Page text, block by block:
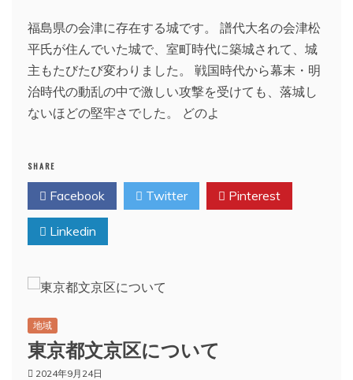
福島県の会津に存在する城です。 譜代大名の会津松
平氏が住んでいた城で、室町時代に築城されて、城
主もたびたび変わりました。 戦国時代から幕末・明
治時代の動乱の中で激しい攻撃を受けても、落城し
ないほどの堅牢さでした。 どのよ
SHARE
Facebook Twitter Pinterest
Linkedin
地域
東京都文京区について
2024年9月24日